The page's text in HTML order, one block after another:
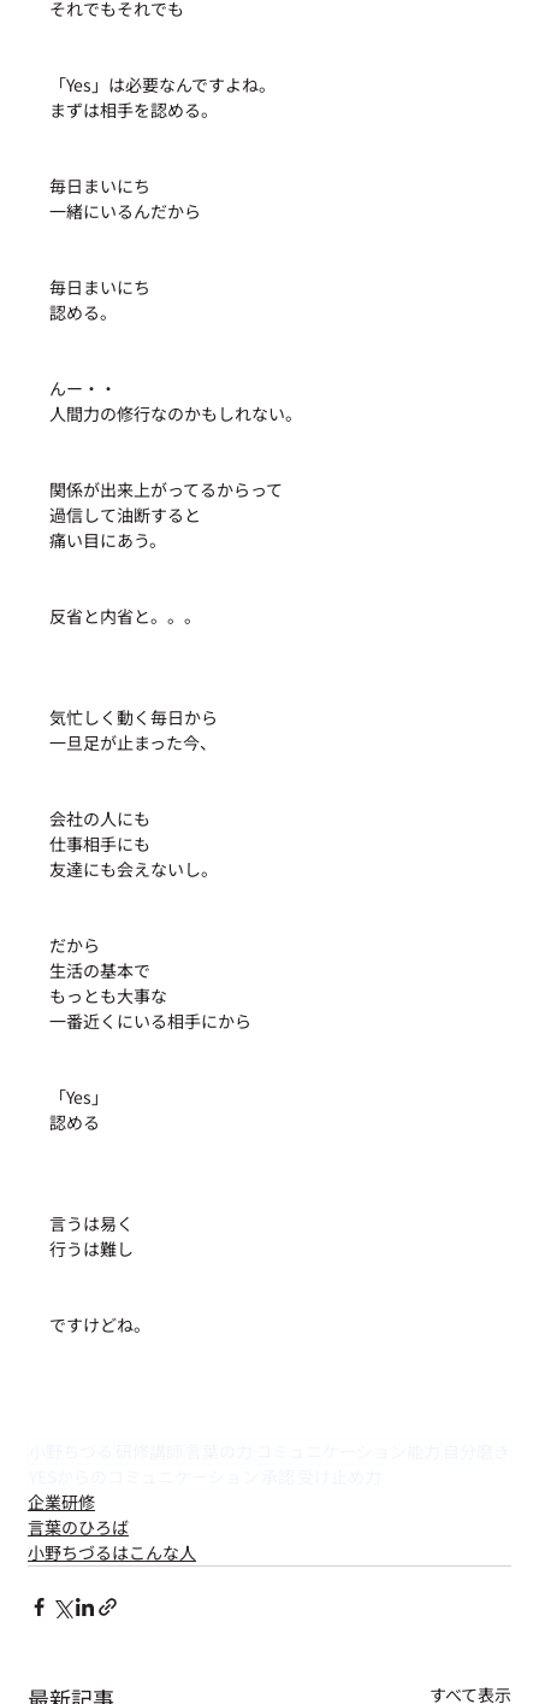
それでもそれでも
「Yes」は必要なんですよね。
まずは相手を認める。
毎日まいにち
一緒にいるんだから
毎日まいにち
認める。
んー・・
人間力の修行なのかもしれない。
関係が出来上がってるからって
過信して油断すると
痛い目にあう。
反省と内省と。。。
気忙しく動く毎日から
一旦足が止まった今、
会社の人にも
仕事相手にも
友達にも会えないし。
だから
生活の基本で
もっとも大事な
一番近くにいる相手にから
「Yes」
認める
言うは易く
行うは難し
ですけどね。
企業研修
言葉のひろば
小野ちづるはこんな人
すべて表示